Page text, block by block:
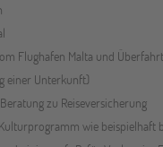
Flughafen Malta und
einer Unterkunft)
zu Reiseversicherung
wie beispielhaft